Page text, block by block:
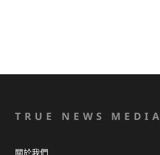
TRUE NEWS MEDIA
關於我們